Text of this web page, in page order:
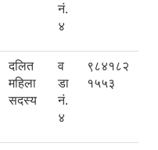
नं.
४
दलित
महिला
सदस्य
व
डा
नं.
४
९८४१८२
१५५३